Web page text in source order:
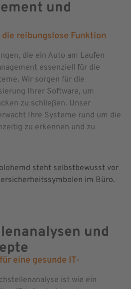
und
reibungslose Funktion
die ein Auto am Laufen
essenziell für die
Wir sorgen für die
Ihrer Software, um
zu schließen. Unser
Ihre Systeme rund um die
zu erkennen und zu
und
eine gesunde IT-
ist wie ein